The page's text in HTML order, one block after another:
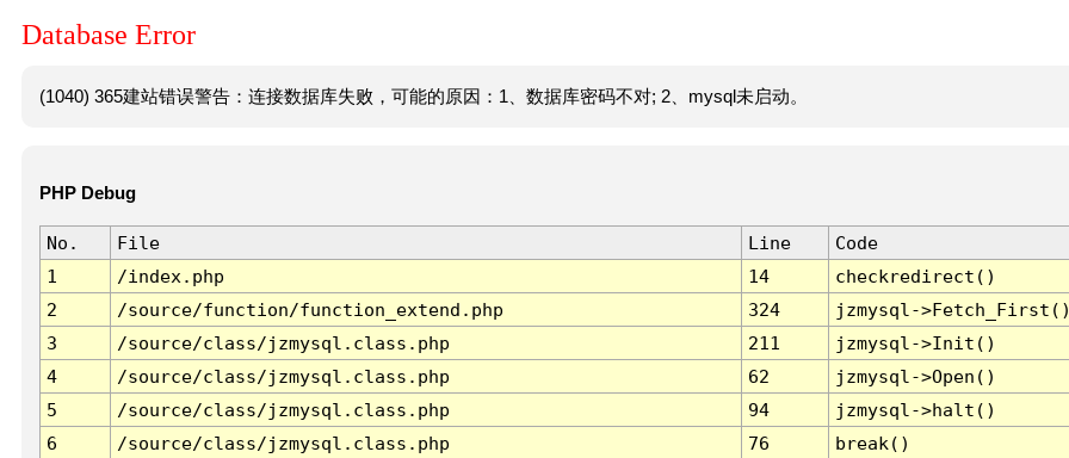
Database Error
(1040) 365建站错误警告：连接数据库失败，可能的原因：1、数据库密码不对; 2、mysql未启动。
PHP Debug
No. File Line
Code
1
/index.php 14
checkredirect()
2
/source/function/function_extend.php 324
jzmysql-
3
/source/class/jzmysql.class.php 211
jzmysql->Init()
4
/source/class/jzmysql.class.php 62
jzmysql->Open()
5
/source/class/jzmysql.class.php 94
jzmysql->halt()
6
/source/class/jzmysql.class.php 76 break()